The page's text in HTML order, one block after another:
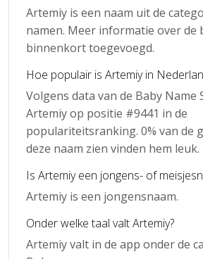
Artemiy is een naam uit de
namen. Meer informatie over de
binnenkort toegevoegd.
Hoe populair is Artemiy in
Volgens data van de Baby Name
Artemiy op positie #9441 in de
populariteitsranking. 0% van de
deze naam zien vinden hem leuk.
Is Artemiy een jongens- of
Artemiy is een jongensnaam.
Onder welke taal valt Artemiy?
Artemiy valt in de app onder de